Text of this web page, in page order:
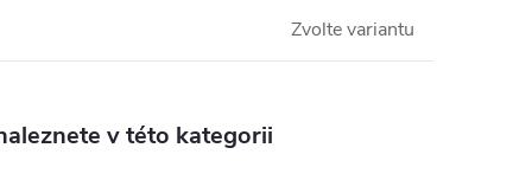
Zvolte variantu
v této kategorii